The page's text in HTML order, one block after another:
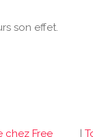
son effet.
chez Free |